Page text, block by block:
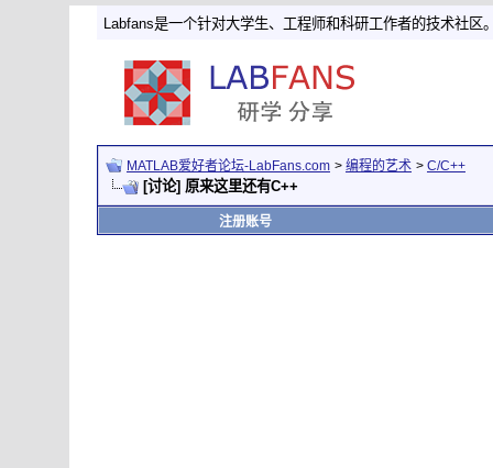
Labfans是一个针对大学生、工程师和科研工作者的技术社区
MATLAB爱好者论坛-LabFans.com > 编程的艺术 > C/C++
[讨论] 原来这里还有C++
注册账号